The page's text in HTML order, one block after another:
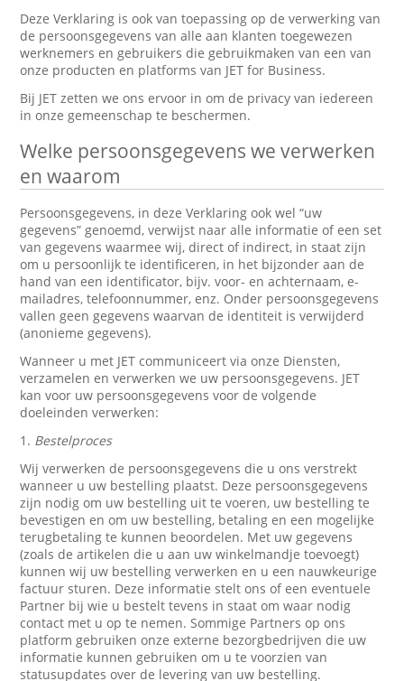
Deze Verklaring is ook van toepassing op de verwerking van
de persoonsgegevens van alle aan klanten toegewezen
werknemers en gebruikers die gebruikmaken van een van
onze producten en platforms van JET for Business.
Bij JET zetten we ons ervoor in om de privacy van iedereen
in onze gemeenschap te beschermen.
Welke persoonsgegevens we verwerken
en waarom
Persoonsgegevens, in deze Verklaring ook wel “uw
gegevens” genoemd, verwijst naar alle informatie of een set
van gegevens waarmee wij, direct of indirect, in staat zijn
om u persoonlijk te identificeren, in het bijzonder aan de
hand van een identificator, bijv. voor- en achternaam, e-
mailadres, telefoonnummer, enz. Onder persoonsgegevens
vallen geen gegevens waarvan de identiteit is verwijderd
(anonieme gegevens).
Wanneer u met JET communiceert via onze Diensten,
verzamelen en verwerken we uw persoonsgegevens. JET
kan voor uw persoonsgegevens voor de volgende
doeleinden verwerken:
1. Bestelproces
Wij verwerken de persoonsgegevens die u ons verstrekt
wanneer u uw bestelling plaatst. Deze persoonsgegevens
zijn nodig om uw bestelling uit te voeren, uw bestelling te
bevestigen en om uw bestelling, betaling en een mogelijke
terugbetaling te kunnen beoordelen. Met uw gegevens
(zoals de artikelen die u aan uw winkelmandje toevoegt)
kunnen wij uw bestelling verwerken en u een nauwkeurige
factuur sturen. Deze informatie stelt ons of een eventuele
Partner bij wie u bestelt tevens in staat om waar nodig
contact met u op te nemen. Sommige Partners op ons
platform gebruiken onze externe bezorgbedrijven die uw
informatie kunnen gebruiken om u te voorzien van
statusupdates over de levering van uw bestelling.